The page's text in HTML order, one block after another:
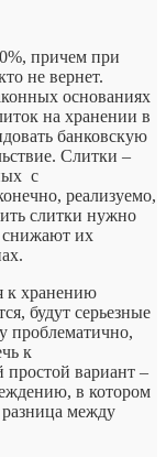
причем при
не вернет.
основаниях
на хранении в
банковскую
Слитки –
с
реализуемо,
слитки нужно
снижают их
к хранению
будут серьезные
проблематично,
к
вариант –
в котором
между